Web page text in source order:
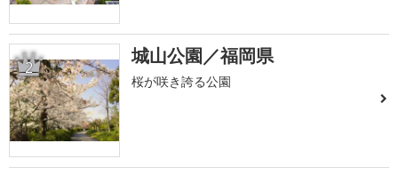
2 城山公園／福岡県
桜が咲き誇る公園